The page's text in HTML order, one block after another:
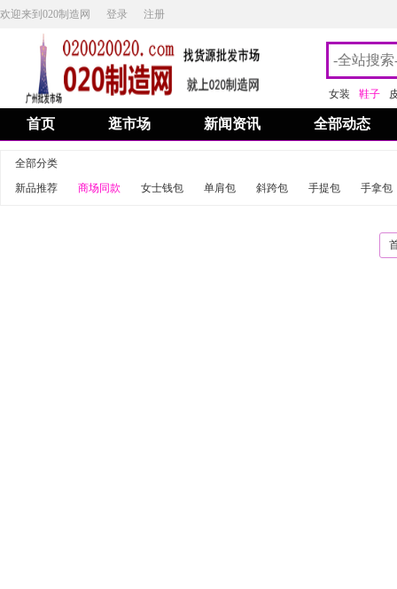
欢迎来到020制造网 登录 注册
女装 鞋子
首页 逛市场 新闻资讯 全部动态
全部分类
新品推荐
商场同款 女士钱包 单肩包 斜跨包 手提包 手拿包